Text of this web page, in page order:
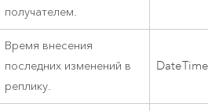
получателем.
Время внесения
последних изменений в
реплику.